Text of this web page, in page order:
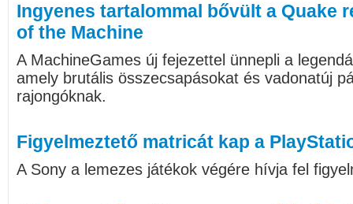
Ingyenes tartalommal bővült a Quake
of the Machine
A MachineGames új fejezettel ünnepli a
amely brutális összecsapásokat és vadonatúj
rajongóknak.
Figyelmeztető matricát kap a
A Sony a lemezes játékok végére hívja fel